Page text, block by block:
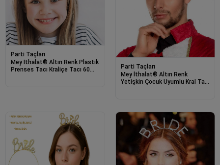
Parti Taçları
Mey İthalat® Altın Renk Plastik
Prenses Tacı Kraliçe Tacı 60
Parti Taçları
Mey İthalat® Altın Renk
Yetişkin Çocuk Uyumlu Kral Tacı